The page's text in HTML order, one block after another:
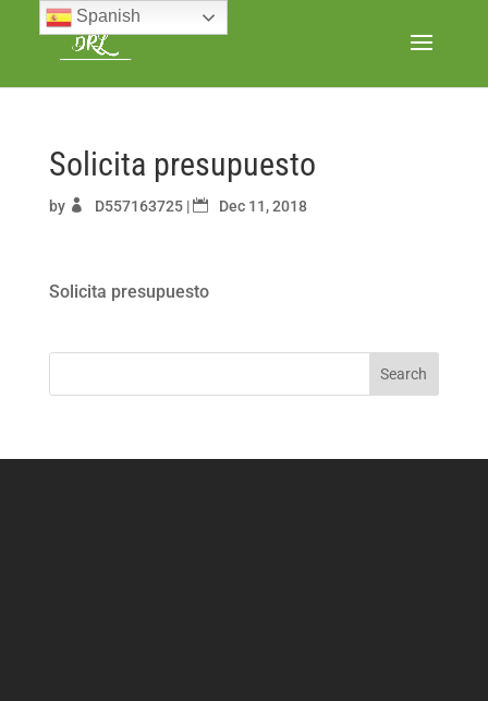
Solicita presupuesto
by D557163725| Dec 11, 2018
Solicita presupuesto
Spanish